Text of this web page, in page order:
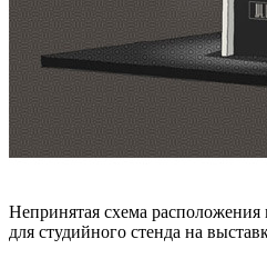
Непринятая схема
для студийного стенда на